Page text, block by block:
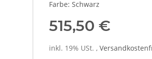
Farbe: Schwarz
515,50 €
inkl. 19% USt. ,